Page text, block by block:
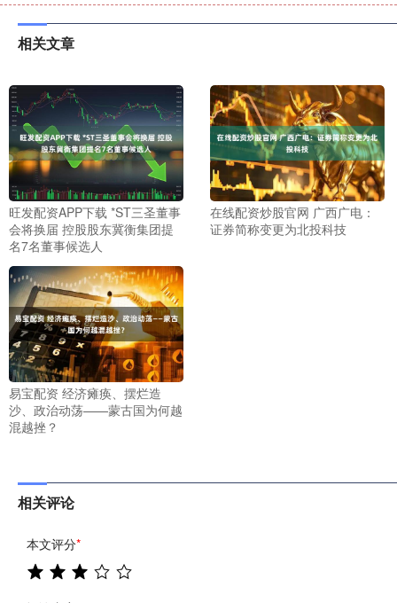
相关文章
旺发配资APP下载 *ST三圣董事
会将换届 控股股东冀衡集团提
名7名董事候选人
在线配资炒股官网 广西广电：
证券简称变更为北投科技
易宝配资 经济瘫痪、摆烂造
沙、政治动荡——蒙古国为何越
混越挫？
相关评论
本文评分*